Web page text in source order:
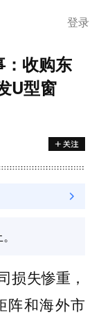
登录
收购东
U型窗
损失惨重，
阵和海外市